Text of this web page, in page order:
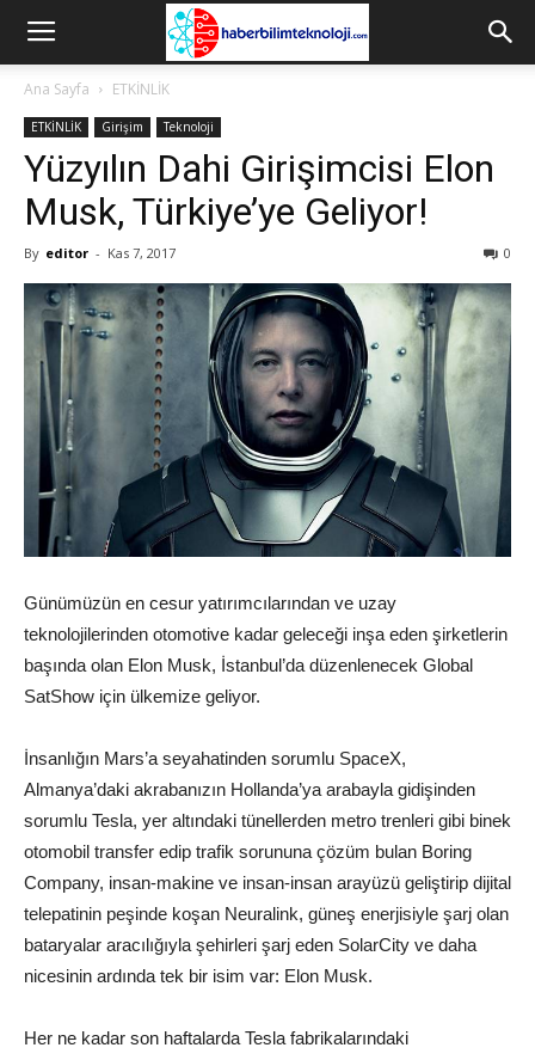
Ana Sayfa ETKİNLİK
ETKİNLİK Girişim Teknoloji
Yüzyılın Dahi Girişimcisi Elon
Musk, Türkiye’ye Geliyor!
By editor - Kas 7, 2017 0
Günümüzün en cesur yatırımcılarından ve uzay
teknolojilerinden otomotive kadar geleceği inşa eden şirketlerin
başında olan Elon Musk, İstanbul’da düzenlenecek Global
SatShow için ülkemize geliyor.
İnsanlığın Mars’a seyahatinden sorumlu SpaceX,
Almanya’daki akrabanızın Hollanda’ya arabayla gidişinden
sorumlu Tesla, yer altındaki tünellerden metro trenleri gibi binek
otomobil transfer edip trafik sorununa çözüm bulan Boring
Company, insan-makine ve insan-insan arayüzü geliştirip dijital
telepatinin peşinde koşan Neuralink, güneş enerjisiyle şarj olan
bataryalar aracılığıyla şehirleri şarj eden SolarCity ve daha
nicesinin ardında tek bir isim var: Elon Musk.
Her ne kadar son haftalarda Tesla fabrikalarındaki